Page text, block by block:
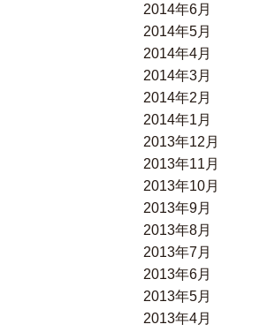
2014年6月
2014年5月
2014年4月
2014年3月
2014年2月
2014年1月
2013年12月
2013年11月
2013年10月
2013年9月
2013年8月
2013年7月
2013年6月
2013年5月
2013年4月